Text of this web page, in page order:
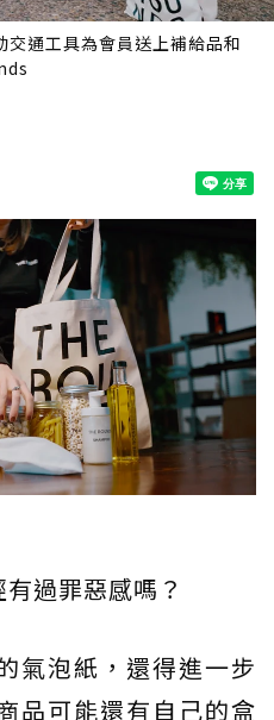
通工具為會員送上補給品和
過罪惡感嗎？
氣泡紙，還得進一步
品可能還有自己的盒